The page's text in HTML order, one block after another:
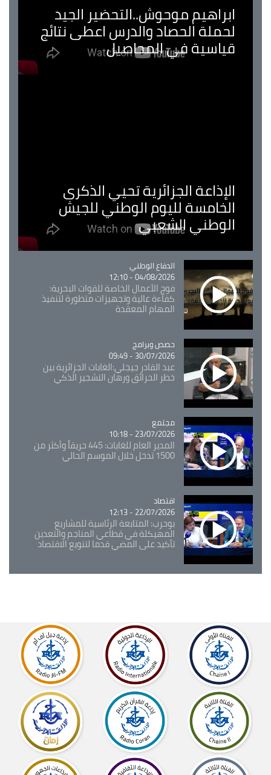
ابراهيم موحوش..التحضير الجيد
لحملة الحصاد والدرس اعطى نتائج
قياسية في المحاصيل
الإذاعة الجزائرية تحيي الذكرى
الخامسة لليوم الوطني للجيش
الوطني الشعبي
Catégorie
الدفاع الوطني
04/08/2026 - 12:10
فوج الأعمال الخاصة للقوات البحرية:
كفاءة عالية وتجهيزات متطورة لتنفيذ
المهام المعقدة
Catégorie
حصص وبرامج
30/07/2026 - 09:49
عبد القادر جيجلي:الغابات الجزائرية بين
خطر الحرائق ورهان التشجير الذكي
Catégorie
مجتمع
23/07/2026 - 10:18
المدير العام للغابات: 445 حريقاً وأكثر من
1500 تدخل خلال الموسم الحالي
Catégorie
اقتصاد
22/07/2026 - 12:13
بوحرب: المتابعة الرئاسية للمشاريع
المهيكلة في قطاعي المناجم والتعدين
تأكيد على المضي قدما لتنويع الاقتصاد